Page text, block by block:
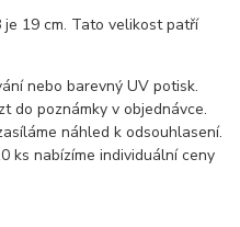
19 cm. Tato velikost patří
nebo barevný UV potisk.
do poznámky v objednávce.
náhled k odsouhlasení.
ks nabízíme individuální ceny